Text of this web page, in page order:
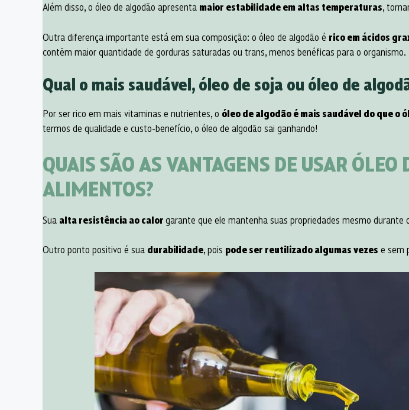
Além disso, o óleo de algodão apresenta maior estabilidade em altas temperaturas,
Outra diferença importante está em sua composição: o óleo de algodão é rico em ácidos
contêm maior quantidade de gorduras saturadas ou trans, menos benéficas para o organismo.
Qual o mais saudável, óleo de soja ou óleo de
Por ser rico em mais vitaminas e nutrientes, o óleo de algodão é mais saudável do que o
termos de qualidade e custo-benefício, o óleo de algodão sai ganhando!
QUAIS SÃO AS VANTAGENS DE USAR ÓLEO
ALIMENTOS?
Sua alta resistência ao calor garante que ele mantenha suas propriedades mesmo
Outro ponto positivo é sua durabilidade, pois pode ser reutilizado algumas vezes e sem